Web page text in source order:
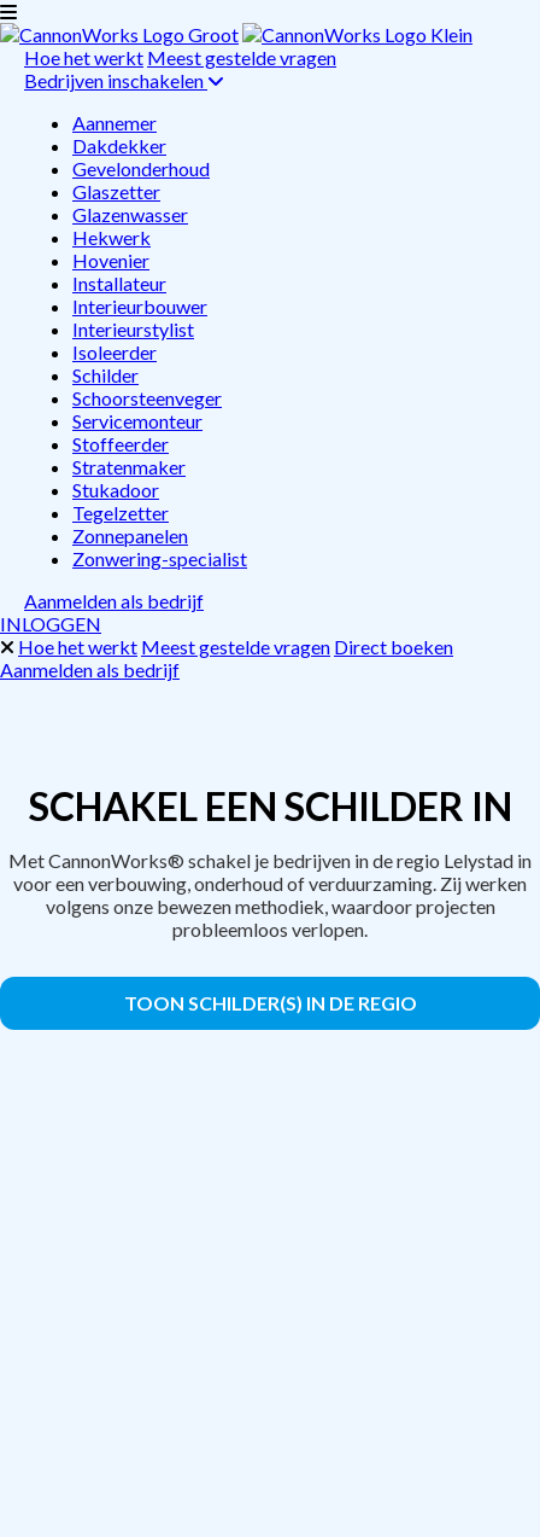
Hoe het werkt Meest gestelde vragen
Bedrijven inschakelen
Aannemer
Dakdekker
Gevelonderhoud
Glaszetter
Glazenwasser
Hekwerk
Hovenier
Installateur
Interieurbouwer
Interieurstylist
Isoleerder
Schilder
Schoorsteenveger
Servicemonteur
Stoffeerder
Stratenmaker
Stukadoor
Tegelzetter
Zonnepanelen
Zonwering-specialist
Aanmelden als bedrijf
INLOGGEN
Hoe het werkt Meest gestelde vragen Direct boeken
Aanmelden als bedrijf
SCHAKEL EEN SCHILDER IN
Met CannonWorks® schakel je bedrijven in de regio Lelystad in
voor een verbouwing, onderhoud of verduurzaming. Zij werken
volgens onze bewezen methodiek, waardoor projecten
probleemloos verlopen.
TOON SCHILDER(S) IN DE REGIO